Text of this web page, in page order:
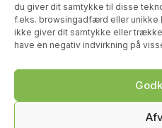
du giver dit samtykke til disse
f.eks. browsingadfærd eller unikke
ikke giver dit samtykke eller
have en negativ indvirkning på
Følg